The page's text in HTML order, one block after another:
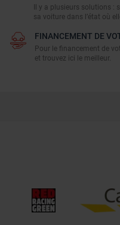
Il y a plusieurs solutions :
sa voiture dans l’état où
FINANCEMENT DE
Pour le financement de
et trouvez ici le meilleur.